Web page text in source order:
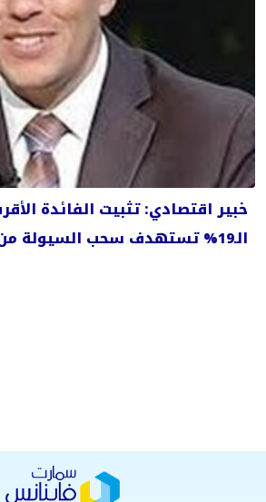
خبير اقتصادي: تثبيت الفائدة
الـ19% تستهدف سحب السيولة من الأسواق